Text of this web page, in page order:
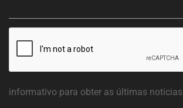
informativo para obter as últimas notícias